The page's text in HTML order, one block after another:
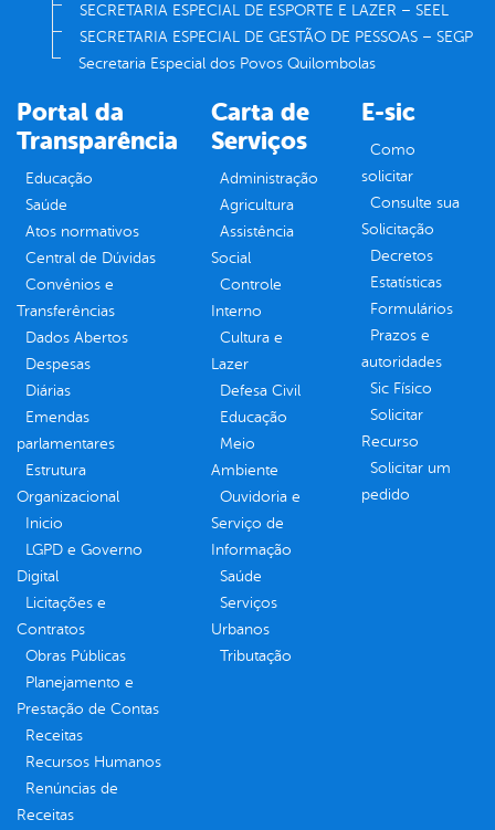
SECRETARIA ESPECIAL DE ESPORTE E LAZER – SEEL
SECRETARIA ESPECIAL DE GESTÃO DE PESSOAS – SEGP
Secretaria Especial dos Povos Quilombolas
Portal da
Transparência
Educação
Saúde
Atos normativos
Central de Dúvidas
Convênios e
Transferências
Dados Abertos
Despesas
Diárias
Emendas
parlamentares
Estrutura
Organizacional
Inicio
LGPD e Governo
Digital
Licitações e
Contratos
Obras Públicas
Planejamento e
Prestação de Contas
Receitas
Recursos Humanos
Renúncias de
Receitas
Carta de
Serviços
Administração
Agricultura
Assistência
Social
Controle
Interno
Cultura e
Lazer
Defesa Civil
Educação
Meio
Ambiente
Ouvidoria e
Serviço de
Informação
Saúde
Serviços
Urbanos
Tributação
E-sic
Como
solicitar
Consulte sua
Solicitação
Decretos
Estatísticas
Formulários
Prazos e
autoridades
Sic Físico
Solicitar
Recurso
Solicitar um
pedido